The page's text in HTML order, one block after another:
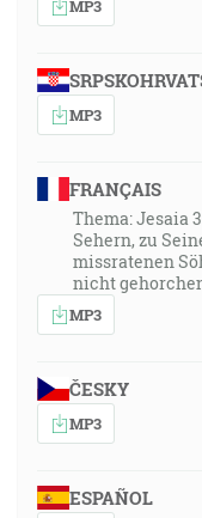
MP3
MP3
FRANÇAIS
Thema: Jesaia
Sehern, zu
missratenen
nicht
MP3
ČESKY
MP3
ESPAÑOL